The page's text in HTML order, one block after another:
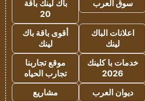
سوق العرب
باك لينك باقة
20
اعلانات الباك
لينك
أقوى باقة باك
لينك
خدمات با كلينك
2026
موقع تجاربنا
تجارب الحياه
ديوان العرب
مشاريع